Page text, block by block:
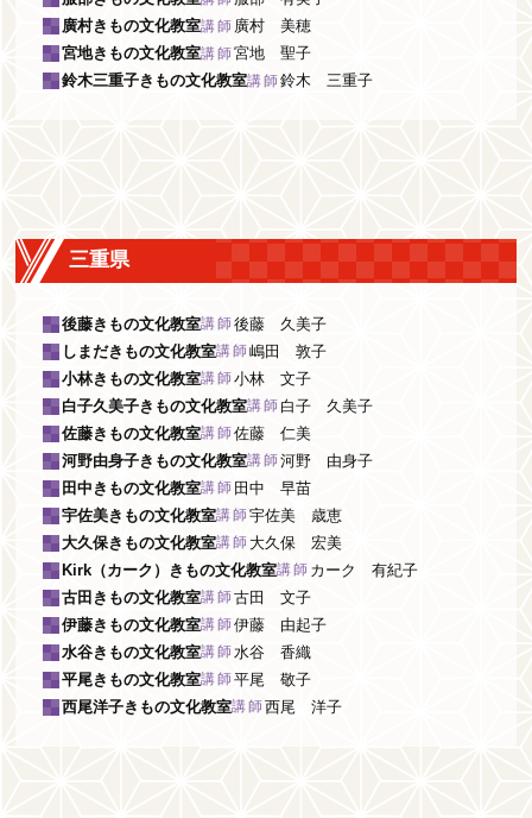
廣村きもの文化教室講師 廣村 美穂
宮地きもの文化教室講師宮地 聖子
鈴木三重子きもの文化教室講師鈴木 三重子
三重県
後藤きもの文化教室講師後藤 久美子
しまだきもの文化教室講師嶋田 敦子
小林きもの文化教室講師小林 文子
白子久美子きもの文化教室講師 白子 久美子
佐藤きもの文化教室講師佐藤 仁美
河野由身子きもの文化教室講師河野 由身子
田中きもの文化教室講師 田中 早苗
宇佐美きもの文化教室講師宇佐美 歳恵
大久保きもの文化教室講師 大久保 宏美
Kirk（カーク）きもの文化教室講師 カーク 有紀子
古田きもの文化教室講師古田 文子
伊藤きもの文化教室講師伊藤 由起子
水谷きもの文化教室講師水谷 香織
平尾きもの文化教室講師平尾 敬子
西尾洋子きもの文化教室講師西尾 洋子